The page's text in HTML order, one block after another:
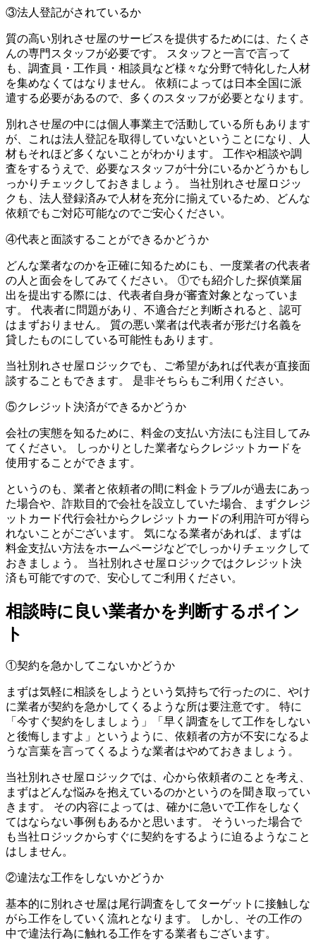
③法人登記がされているか
質の高い別れさせ屋のサービスを提供するためには、たくさ
んの専門スタッフが必要です。 スタッフと一言で言って
も、調査員・工作員・相談員など様々な分野で特化した人材
を集めなくてはなりません。 依頼によっては日本全国に派
遣する必要があるので、多くのスタッフが必要となります。
別れさせ屋の中には個人事業主で活動している所もあります
が、これは法人登記を取得していないということになり、人
材もそれほど多くないことがわかります。 工作や相談や調
査をするうえで、必要なスタッフが十分にいるかどうかもし
っかりチェックしておきましょう。 当社別れさせ屋ロジッ
クも、法人登録済みで人材を充分に揃えているため、どんな
依頼でもご対応可能なのでご安心ください。
④代表と面談することができるかどうか
どんな業者なのかを正確に知るためにも、一度業者の代表者
の人と面会をしてみてください。 ①でも紹介した探偵業届
出を提出する際には、代表者自身が審査対象となっていま
す。 代表者に問題があり、不適合だと判断されると、認可
はまずおりません。 質の悪い業者は代表者が形だけ名義を
貸したものにしている可能性もあります。
当社別れさせ屋ロジックでも、ご希望があれば代表が直接面
談することもできます。 是非そちらもご利用ください。
⑤クレジット決済ができるかどうか
会社の実態を知るために、料金の支払い方法にも注目してみ
てください。 しっかりとした業者ならクレジットカードを
使用することができます。
というのも、業者と依頼者の間に料金トラブルが過去にあっ
た場合や、詐欺目的で会社を設立していた場合、まずクレジ
ットカード代行会社からクレジットカードの利用許可が得ら
れないことがございます。 気になる業者があれば、まずは
料金支払い方法をホームページなどでしっかりチェックして
おきましょう。 当社別れさせ屋ロジックではクレジット決
済も可能ですので、安心してご利用ください。
相談時に良い業者かを判断するポイン
ト
①契約を急かしてこないかどうか
まずは気軽に相談をしようという気持ちで行ったのに、やけ
に業者が契約を急かしてくるような所は要注意です。 特に
「今すぐ契約をしましょう」「早く調査をして工作をしない
と後悔しますよ」というように、依頼者の方が不安になるよ
うな言葉を言ってくるような業者はやめておきましょう。
当社別れさせ屋ロジックでは、心から依頼者のことを考え、
まずはどんな悩みを抱えているのかというのを聞き取ってい
きます。 その内容によっては、確かに急いで工作をしなく
てはならない事例もあるかと思います。 そういった場合で
も当社ロジックからすぐに契約をするように迫るようなこと
はしません。
②違法な工作をしないかどうか
基本的に別れさせ屋は尾行調査をしてターゲットに接触しな
がら工作をしていく流れとなります。 しかし、その工作の
中で違法行為に触れる工作をする業者もございます。